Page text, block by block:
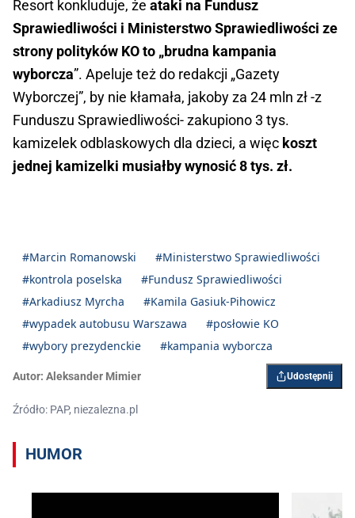
Resort konkluduje, że ataki na Fundusz
Sprawiedliwości i Ministerstwo Sprawiedliwości ze
strony polityków KO to „brudna kampania
wyborcza”. Apeluje też do redakcji „Gazety
Wyborczej”, by nie kłamała, jakoby za 24 mln zł -z
Funduszu Sprawiedliwości- zakupiono 3 tys.
kamizelek odblaskowych dla dzieci, a więc koszt
jednej kamizelki musiałby wynosić 8 tys. zł.
#Marcin Romanowski
#Ministerstwo Sprawiedliwości
#kontrola poselska
#Fundusz Sprawiedliwości
#Arkadiusz Myrcha
#Kamila Gasiuk-Pihowicz
#wypadek autobusu Warszawa
#posłowie KO
#wybory prezydenckie
#kampania wyborcza
Autor: Aleksander Mimier Udostępnij
Źródło: PAP, niezalezna.pl
HUMOR